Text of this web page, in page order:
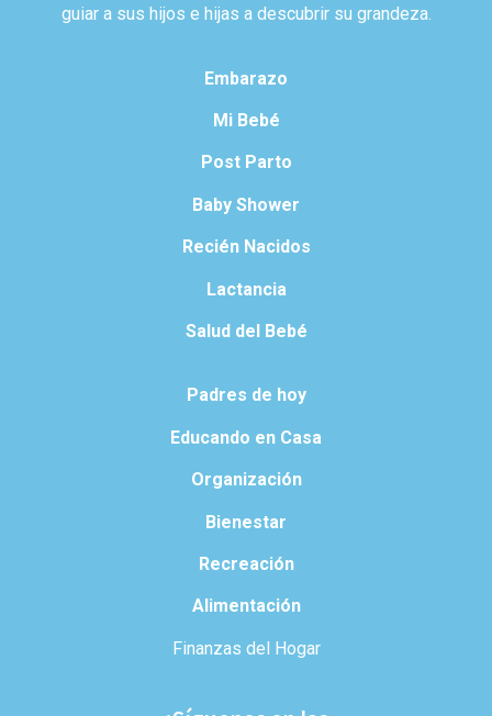
guiar a sus hijos e hijas a descubrir su grandeza.
Embarazo
Mi Bebé
Post Parto
Baby Shower
Recién Nacidos
Lactancia
Salud del Bebé
Padres de hoy
Educando en Casa
Organización
Bienestar
Recreación
Alimentación
Finanzas del Hogar